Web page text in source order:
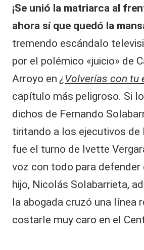
¡Se unió la matriarca al
ahora sí que quedó la
tremendo escándalo
por el polémico «juicio» de
Arroyo en¿Volverías con tu
capítulo más peligroso. Si
dichos de Fernando
tiritando a los ejecutivos de
fue el turno de Ivette
voz con todo para defender
hijo, Nicolás Solabarrieta,
la abogada cruzó una línea
costarle muy caro en el